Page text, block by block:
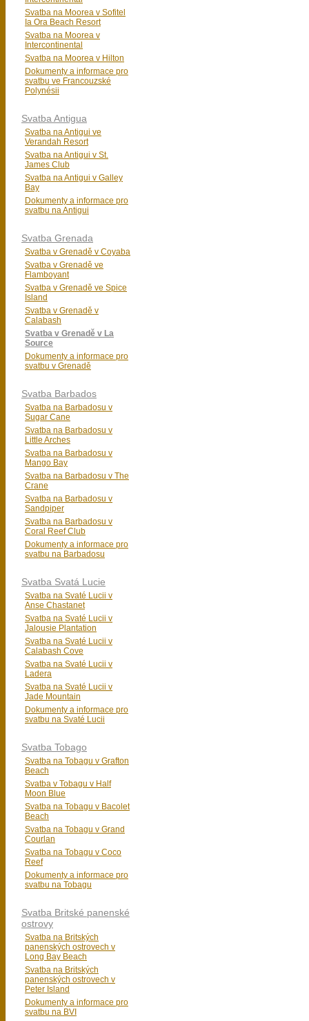
Svatba na Moorea v Sofitel
Ia Ora Beach Resort
Svatba na Moorea v
Intercontinental
Svatba na Moorea v Hilton
Dokumenty a informace pro
svatbu ve Francouzské
Polynésii
Svatba Antigua
Svatba na Antigui ve
Verandah Resort
Svatba na Antigui v St.
James Club
Svatba na Antigui v Galley
Bay
Dokumenty a informace pro
svatbu na Antigui
Svatba Grenada
Svatba v Grenadě v Coyaba
Svatba v Grenadě ve
Flamboyant
Svatba v Grenadě ve Spice
Island
Svatba v Grenadě v
Calabash
Svatba v Grenadě v La
Source
Dokumenty a informace pro
svatbu v Grenadě
Svatba Barbados
Svatba na Barbadosu v
Sugar Cane
Svatba na Barbadosu v
Little Arches
Svatba na Barbadosu v
Mango Bay
Svatba na Barbadosu v The
Crane
Svatba na Barbadosu v
Sandpiper
Svatba na Barbadosu v
Coral Reef Club
Dokumenty a informace pro
svatbu na Barbadosu
Svatba Svatá Lucie
Svatba na Svaté Lucii v
Anse Chastanet
Svatba na Svaté Lucii v
Jalousie Plantation
Svatba na Svaté Lucii v
Calabash Cove
Svatba na Svaté Lucii v
Ladera
Svatba na Svaté Lucii v
Jade Mountain
Dokumenty a informace pro
svatbu na Svaté Lucii
Svatba Tobago
Svatba na Tobagu v Grafton
Beach
Svatba v Tobagu v Half
Moon Blue
Svatba na Tobagu v Bacolet
Beach
Svatba na Tobagu v Grand
Courlan
Svatba na Tobagu v Coco
Reef
Dokumenty a informace pro
svatbu na Tobagu
Svatba Britské panenské
ostrovy
Svatba na Britských
panenských ostrovech v
Long Bay Beach
Svatba na Britských
panenských ostrovech v
Peter Island
Dokumenty a informace pro
svatbu na BVI